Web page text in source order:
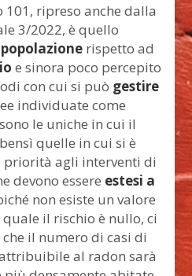
101, ripreso anche dalla
3/2022, è quello
rispetto ad
e sinora poco percepito
con cui si può gestire
individuate come
le uniche in cui il
quelle in cui si è
agli interventi di
devono essere estesi a
non esiste un valore
il rischio è nullo, ci
il numero di casi di
al radon sarà